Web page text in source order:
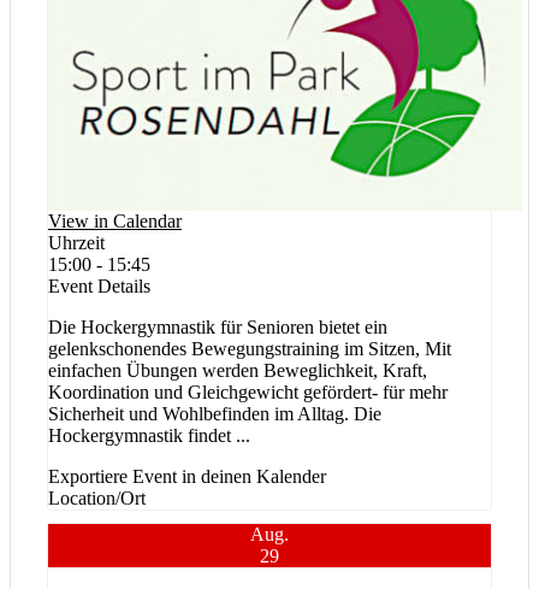
View in Calendar
Uhrzeit
15:00 - 15:45
Event Details
Die Hockergymnastik für Senioren bietet ein
gelenkschonendes Bewegungstraining im Sitzen, Mit
einfachen Übungen werden Beweglichkeit, Kraft,
Koordination und Gleichgewicht gefördert- für mehr
Sicherheit und Wohlbefinden im Alltag. Die
Hockergymnastik findet ...
Exportiere Event in deinen Kalender
Location/Ort
Aug.
29